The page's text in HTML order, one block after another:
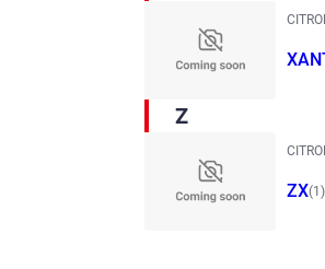
Z
ZX(1)